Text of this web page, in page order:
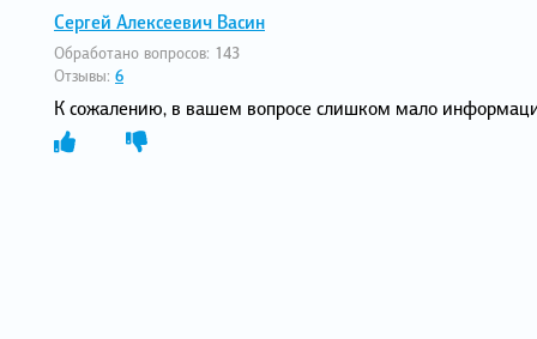
Сергей Алексеевич Васин
Обработано вопросов: 143
Отзывы: 6
К сожалению, в вашем вопросе слишком мало